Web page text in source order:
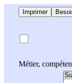
Imprimer
Métier,